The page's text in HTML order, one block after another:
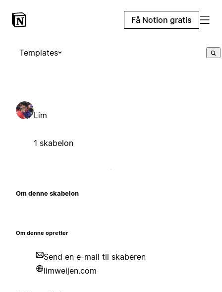
Få Notion gratis
Templates
Lim
1 skabelon
Om denne skabelon
Om denne opretter
Send en e-mail til skaberen
limweijen.com